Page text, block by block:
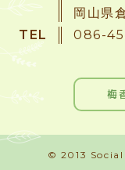
岡山県
TEL
086-
梅
© 2013